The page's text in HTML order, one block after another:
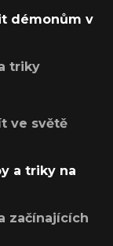
démonům v
triky
ve světě
a triky na
začínajících